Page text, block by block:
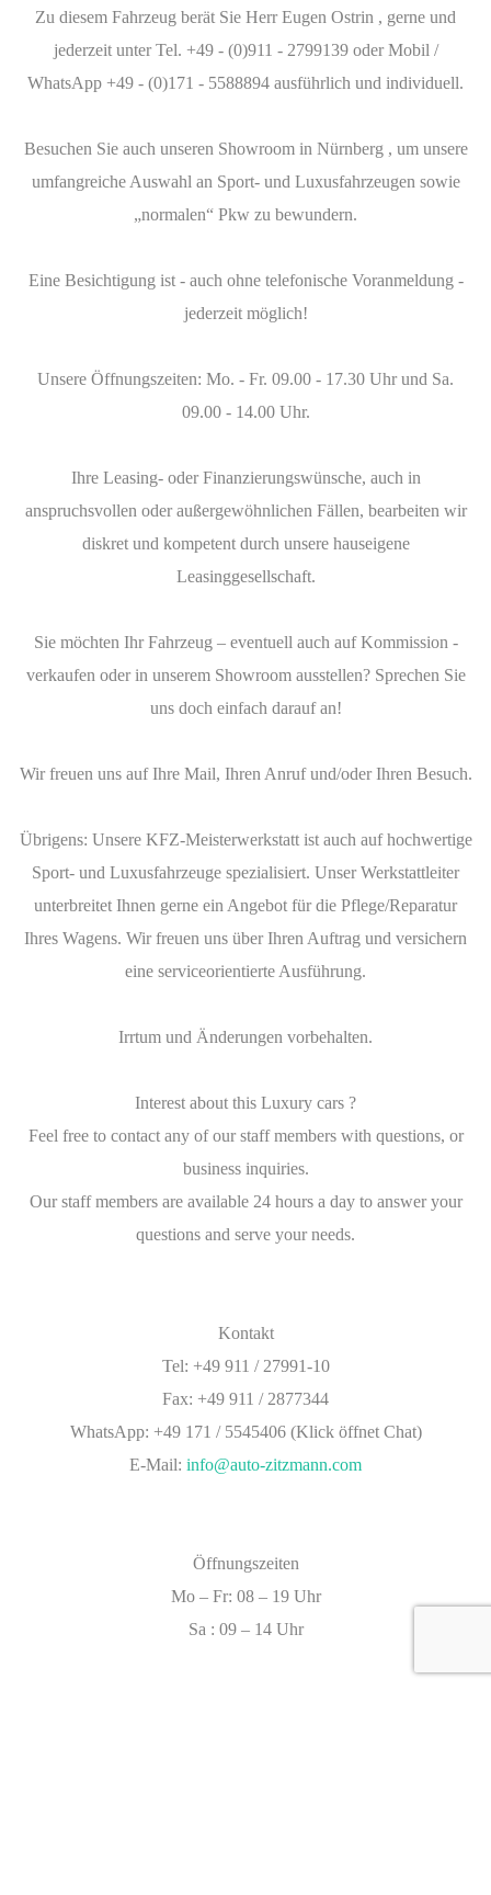
Zu diesem Fahrzeug berät Sie Herr Eugen Ostrin , gerne und
jederzeit unter Tel. +49 - (0)911 - 2799139 oder Mobil /
WhatsApp +49 - (0)171 - 5588894 ausführlich und individuell.
Besuchen Sie auch unseren Showroom in Nürnberg , um unsere
umfangreiche Auswahl an Sport- und Luxusfahrzeugen sowie
„normalen“ Pkw zu bewundern.
Eine Besichtigung ist - auch ohne telefonische Voranmeldung -
jederzeit möglich!
Unsere Öffnungszeiten: Mo. - Fr. 09.00 - 17.30 Uhr und Sa.
09.00 - 14.00 Uhr.
Ihre Leasing- oder Finanzierungswünsche, auch in
anspruchsvollen oder außergewöhnlichen Fällen, bearbeiten wir
diskret und kompetent durch unsere hauseigene
Leasinggesellschaft.
Sie möchten Ihr Fahrzeug – eventuell auch auf Kommission -
verkaufen oder in unserem Showroom ausstellen? Sprechen Sie
uns doch einfach darauf an!
Wir freuen uns auf Ihre Mail, Ihren Anruf und/oder Ihren Besuch.
Übrigens: Unsere KFZ-Meisterwerkstatt ist auch auf hochwertige
Sport- und Luxusfahrzeuge spezialisiert. Unser Werkstattleiter
unterbreitet Ihnen gerne ein Angebot für die Pflege/Reparatur
Ihres Wagens. Wir freuen uns über Ihren Auftrag und versichern
eine serviceorientierte Ausführung.
Irrtum und Änderungen vorbehalten.
Interest about this Luxury cars ?
Feel free to contact any of our staff members with questions, or
business inquiries.
Our staff members are available 24 hours a day to answer your
questions and serve your needs.
Kontakt
Tel: +49 911 / 27991-10
Fax: +49 911 / 2877344
WhatsApp: +49 171 / 5545406 (Klick öffnet Chat)
E-Mail: info@auto-zitzmann.com
Öffnungszeiten
Mo – Fr: 08 – 19 Uhr
Sa : 09 – 14 Uhr